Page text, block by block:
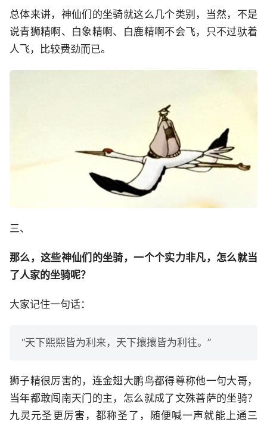
总体来讲，神仙们的坐骑就这么几个类别，当然，不是
说青狮精啊、白象精啊、白鹿精啊不会飞，只不过驮着
人飞，比较费劲而已。
三、
那么，这些神仙们的坐骑，一个个实力非凡，怎么就当
了人家的坐骑呢？
大家记住一句话：
“天下熙熙皆为利来，天下攘攘皆为利往。”
狮子精很厉害的，连金翅大鹏鸟都得尊称他一句大哥，
当年都敢闯南天门的主，怎么就成了文殊菩萨的坐骑？
九灵元圣更厉害，都称圣了，随便喊一声就能上通三